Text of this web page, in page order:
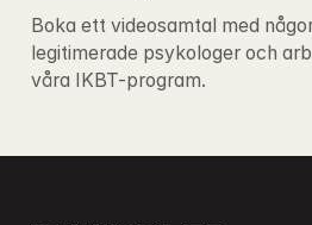
Boka ett videosamtal med
legitimerade psykologer och
våra IKBT-program.